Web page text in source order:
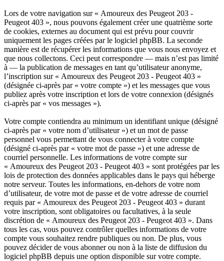
Lors de votre navigation sur « Amoureux des Peugeot 203 -
Peugeot 403 », nous pouvons également créer une quatrième sorte
de cookies, externes au document qui est prévu pour couvrir
uniquement les pages créées par le logiciel phpBB. La seconde
manière est de récupérer les informations que vous nous envoyez et
que nous collectons. Ceci peut correspondre — mais n’est pas limité
à — la publication de messages en tant qu’utilisateur anonyme,
l’inscription sur « Amoureux des Peugeot 203 - Peugeot 403 »
(désignée ci-après par « votre compte ») et les messages que vous
publiez après votre inscription et lors de votre connexion (désignés
ci-après par « vos messages »).
Votre compte contiendra au minimum un identifiant unique (désigné
ci-après par « votre nom d’utilisateur ») et un mot de passe
personnel vous permettant de vous connecter à votre compte
(désigné ci-après par « votre mot de passe ») et une adresse de
courriel personnelle. Les informations de votre compte sur
« Amoureux des Peugeot 203 - Peugeot 403 » sont protégées par les
lois de protection des données applicables dans le pays qui héberge
notre serveur. Toutes les informations, en-dehors de votre nom
d’utilisateur, de votre mot de passe et de votre adresse de courriel
requis par « Amoureux des Peugeot 203 - Peugeot 403 » durant
votre inscription, sont obligatoires ou facultatives, à la seule
discrétion de « Amoureux des Peugeot 203 - Peugeot 403 ». Dans
tous les cas, vous pouvez contrôler quelles informations de votre
compte vous souhaitez rendre publiques ou non. De plus, vous
pouvez décider de vous abonner ou non à la liste de diffusion du
logiciel phpBB depuis une option disponible sur votre compte.